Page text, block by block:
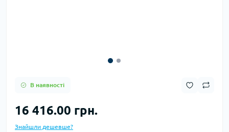
В наявності
16 416.00 грн.
Знайшли дешевше?